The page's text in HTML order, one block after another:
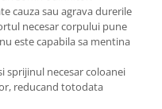
cauza sau agrava durerile
necesar corpului pune
este capabila sa mentina
sprijinul necesar coloanei
reducand totodata